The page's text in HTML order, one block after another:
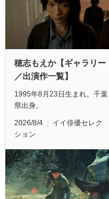
穂志もえか【ギャラリー
／出演作一覧】
1995年8月23日生まれ。千葉
県出身。
2026/8/4
イイ俳優セレク
ション